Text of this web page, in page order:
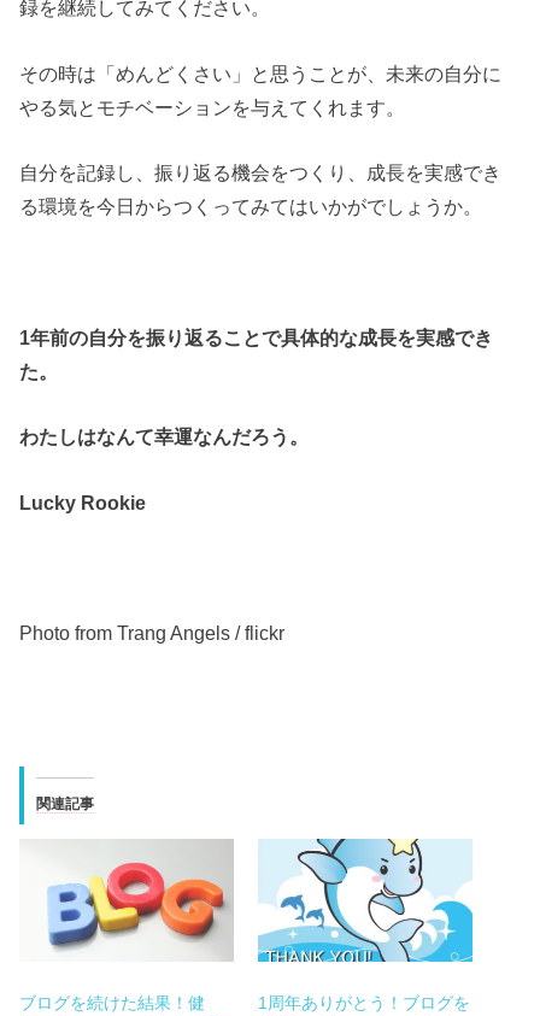
録を継続してみてください。
その時は「めんどくさい」と思うことが、未来の自分に
やる気とモチベーションを与えてくれます。
自分を記録し、振り返る機会をつくり、成長を実感でき
る環境を今日からつくってみてはいかがでしょうか。
1年前の自分を振り返ることで具体的な成長を実感でき
た。
わたしはなんて幸運なんだろう。
Lucky Rookie
Photo from Trang Angels / flickr
関連記事
ブログを続けた結果！健
1周年ありがとう！ブログを